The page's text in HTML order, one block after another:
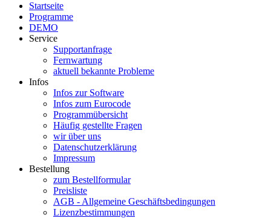
Startseite
Programme
DEMO
Service
Supportanfrage
Fernwartung
aktuell bekannte Probleme
Infos
Infos zur Software
Infos zum Eurocode
Programmübersicht
Häufig gestellte Fragen
wir über uns
Datenschutzerklärung
Impressum
Bestellung
zum Bestellformular
Preisliste
AGB - Allgemeine Geschäftsbedingungen
Lizenzbestimmungen